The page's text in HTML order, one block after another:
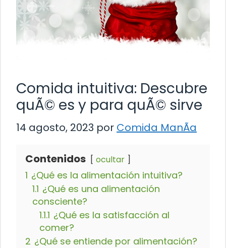
Comida intuitiva: Descubre
quÃ© es y para quÃ© sirve
14 agosto, 2023 por Comida ManÃ­a
Contenidos ocultar
1 ¿Qué es la alimentación intuitiva?
1.1 ¿Qué es una alimentación
consciente?
1.1.1 ¿Qué es la satisfacción al
comer?
2 ¿Qué se entiende por alimentación?